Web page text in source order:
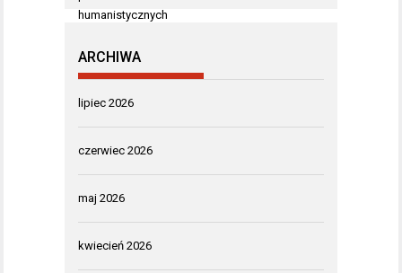
ARCHIWA
lipiec 2026
czerwiec 2026
maj 2026
kwiecień 2026